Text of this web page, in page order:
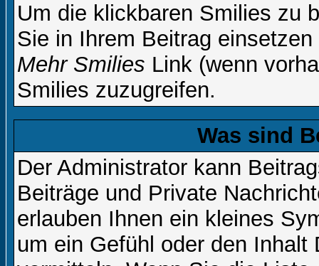
Um die klickbaren Smilies zu
Sie in Ihrem Beitrag
Mehr Smilies Link (wenn
Smilies zuzugreifen.
Was sind
Der Administrator kann
Beiträge und Private
erlauben Ihnen ein kleines
um ein Gefühl oder den